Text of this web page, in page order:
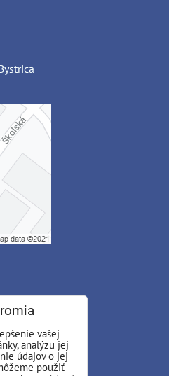
vašej
analýzu jej
údajov o jej
použiť